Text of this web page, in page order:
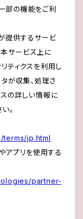
部の機能をご利
が提供するサービ
サービス上に
ィクスを利用し
が収集、処理さ
の詳しい情報に
。
jp.html
アプリを使用する
partner-